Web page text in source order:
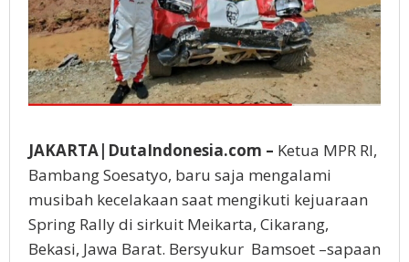
JAKARTA|DutaIndonesia.com – Ketua MPR RI,
Bambang Soesatyo, baru saja mengalami
musibah kecelakaan saat mengikuti kejuaraan
Spring Rally di sirkuit Meikarta, Cikarang,
Bekasi, Jawa Barat. Bersyukur Bamsoet –sapaan